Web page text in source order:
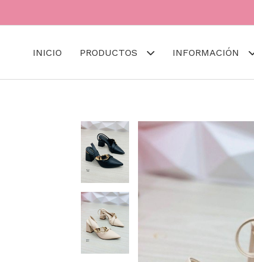
INICIO PRODUCTOS INFORMACIÓN